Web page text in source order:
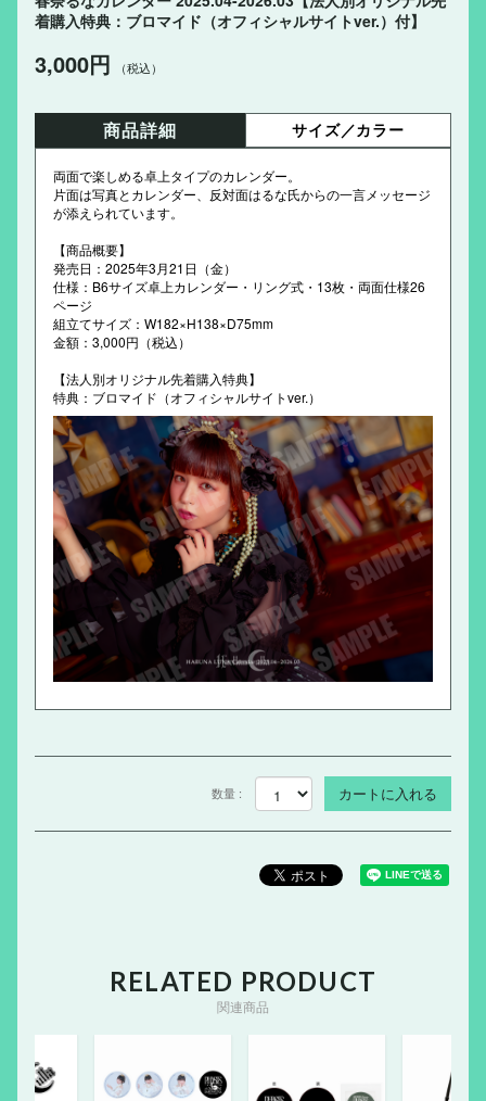
着購入特典：ブロマイド（オフィシャルサイトver.）付】
3,000円 （税込）
商品詳細 サイズ／カラー
両面で楽しめる卓上タイプのカレンダー。
片面は写真とカレンダー、反対面はるな氏からの一言メッセージ
が添えられています。
【商品概要】
発売日：2025年3月21日（金）
仕様：B6サイズ卓上カレンダー・リング式・13枚・両面仕様26
ページ
組立てサイズ：W182×H138×D75mm
金額：3,000円（税込）
【法人別オリジナル先着購入特典】
特典：ブロマイド（オフィシャルサイトver.）
数量 :
RELATED PRODUCT
関連商品